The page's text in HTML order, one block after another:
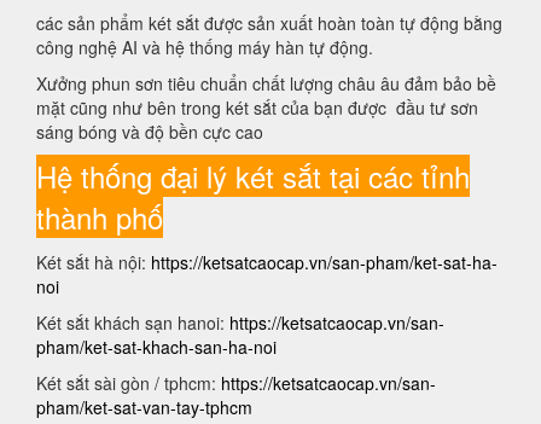
các sản phẩm két sắt được sản xuất hoàn toàn tự động bằng
công nghệ AI và hệ thống máy hàn tự động.
Xưởng phun sơn tiêu chuẩn chất lượng châu âu đảm bảo bề
mặt cũng như bên trong két sắt của bạn được đầu tư sơn
sáng bóng và độ bền cực cao
Hệ thống đại lý két sắt tại các tỉnh
thành phố
Két sắt hà nội: https://ketsatcaocap.vn/san-pham/ket-sat-ha-
noi
Két sắt khách sạn hanoi: https://ketsatcaocap.vn/san-
pham/ket-sat-khach-san-ha-noi
Két sắt sài gòn / tphcm: https://ketsatcaocap.vn/san-
pham/ket-sat-van-tay-tphcm